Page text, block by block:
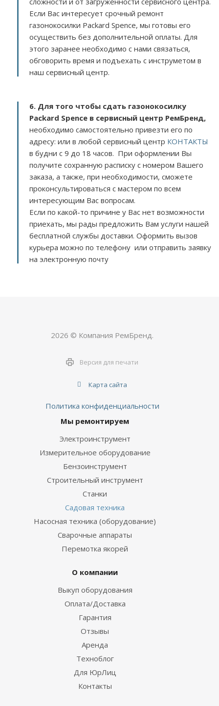
Если Вас интересует срочный ремонт
газонокосилки Packard Spence, мы готовы его
осуществить без дополнительной оплаты. Для
этого заранее необходимо с нами связаться,
обговорить время и подъехать с инструметом в
наш сервисный центр.
6. Для того чтобы сдать газонокосилку
Packard Spence в сервисный центр РемБренд,
необходимо самостоятельно привезти его по
адресу: или в любой сервисный центр КОНТАКТЫ
в будни с 9 до 18 часов. При оформлении Вы
получите сохранную расписку с номером Вашего
заказа, а также, при необходимости, сможете
проконсультироваться с мастером по всем
интересующим Вас вопросам.
Если по какой-то причине у Вас нет возможности
приехать, мы рады предложить Вам услуги нашей
бесплатной службы доставки. Оформить вызов
курьера можно по телефону или отправить заявку
на электронную почту
2026 © Компания РемБренд.
Версия для печати
Карта сайта
Политика конфиденциальности
Мы ремонтируем
Электроинструмент
Измерительное оборудование
Бензоинструмент
Строительный инструмент
Станки
Садовая техника
Насосная техника (оборудование)
Сварочные аппараты
Перемотка якорей
О компании
Выкуп оборудования
Оплата/Доставка
Гарантия
Отзывы
Аренда
Техноблог
Для ЮрЛиц
Контакты